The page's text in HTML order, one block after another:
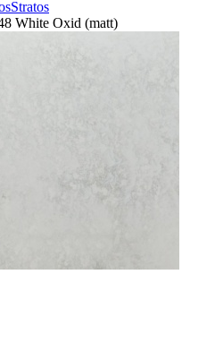
Stratos
White Oxid (matt)